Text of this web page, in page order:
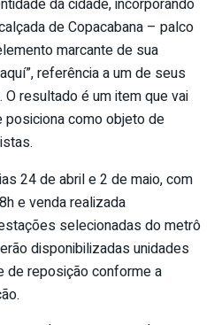
da cidade, incorporando
de Copacabana – palco
marcante de sua
referência a um de seus
resultado é um item que vai
posiciona como objeto de
24 de abril e 2 de maio, com
e venda realizada
selecionadas do metrô
disponibilizadas unidades
de reposição conforme a